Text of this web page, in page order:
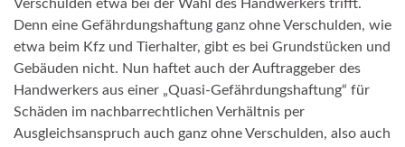
Verschulden etwa bei der Wahl des Handwerkers trifft.
Denn eine Gefährdungshaftung ganz ohne Verschulden, wie
etwa beim Kfz und Tierhalter, gibt es bei Grundstücken und
Gebäuden nicht. Nun haftet auch der Auftraggeber des
Handwerkers aus einer „Quasi-Gefährdungshaftung“ für
Schäden im nachbarrechtlichen Verhältnis per
Ausgleichsanspruch auch ganz ohne Verschulden, also auch